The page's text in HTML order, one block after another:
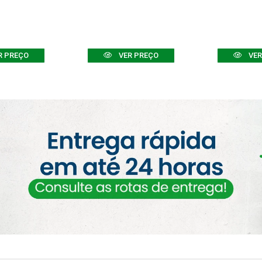
PREÇO VER PREÇO